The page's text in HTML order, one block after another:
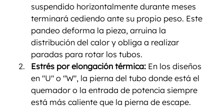
suspendido horizontalmente durante meses
terminará cediendo ante su propio peso. Este
pandeo deforma la pieza, arruina la
distribución del calor y obliga a realizar
paradas para rotar los tubos.
Estrés por elongación térmica: En los diseños
en "U" o "W", la pierna del tubo donde está el
quemador o la entrada de potencia siempre
está más caliente que la pierna de escape.